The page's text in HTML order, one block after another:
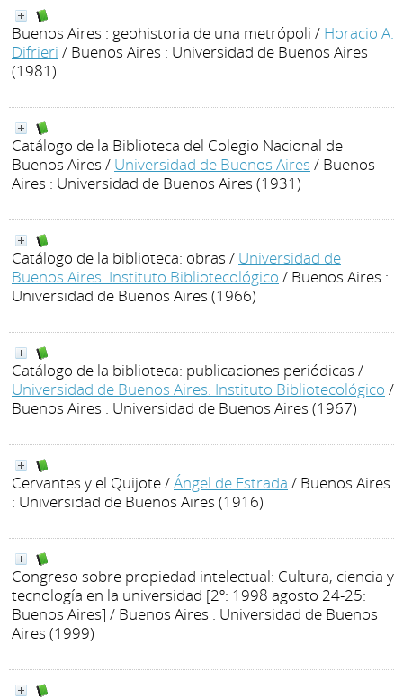
Buenos Aires : geohistoria de una metrópoli / Horacio A.
Difrieri / Buenos Aires : Universidad de Buenos Aires
(1981)
Catálogo de la Biblioteca del Colegio Nacional de
Buenos Aires / Universidad de Buenos Aires / Buenos
Aires : Universidad de Buenos Aires (1931)
Catálogo de la biblioteca: obras / Universidad de
Buenos Aires. Instituto Bibliotecológico / Buenos Aires :
Universidad de Buenos Aires (1966)
Catálogo de la biblioteca: publicaciones periódicas /
Universidad de Buenos Aires. Instituto Bibliotecológico /
Buenos Aires : Universidad de Buenos Aires (1967)
Cervantes y el Quijote/Ángel de Estrada / Buenos Aires
: Universidad de Buenos Aires (1916)
Congreso sobre propiedad intelectual: Cultura, ciencia y
tecnología en la universidad [2º: 1998 agosto 24-25:
Buenos Aires] / Buenos Aires : Universidad de Buenos
Aires (1999)